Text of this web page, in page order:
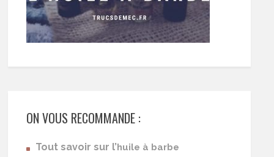
ON VOUS RECOMMANDE :
Tout savoir sur l’huile à barbe